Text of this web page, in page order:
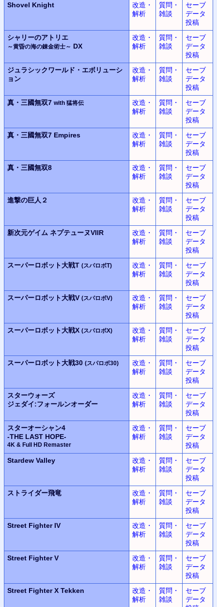
Shovel Knight
改造・
解析
質問・
雑談
セーブ
データ
投稿
シャリーのアトリエ
～黄昏の海の錬金術士～ DX
改造・
解析
質問・
雑談
セーブ
データ
投稿
ジュラシックワールド・エボリューシ
ョン
改造・
解析
質問・
雑談
セーブ
データ
投稿
真・三國無双7 with 猛将伝
改造・
解析
質問・
雑談
セーブ
データ
投稿
真・三國無双7 Empires
改造・
解析
質問・
雑談
セーブ
データ
投稿
真・三國無双8
改造・
解析
質問・
雑談
セーブ
データ
投稿
進撃の巨人２
改造・
解析
質問・
雑談
セーブ
データ
投稿
新次元ゲイム ネプテューヌVIIR
改造・
解析
質問・
雑談
セーブ
データ
投稿
スーパーロボット大戦T (スパロボT)
改造・
解析
質問・
雑談
セーブ
データ
投稿
スーパーロボット大戦V (スパロボV)
改造・
解析
質問・
雑談
セーブ
データ
投稿
スーパーロボット大戦X (スパロボX)
改造・
解析
質問・
雑談
セーブ
データ
投稿
スーパーロボット大戦30 (スパロボ30)
改造・
解析
質問・
雑談
セーブ
データ
投稿
スターウォーズ
ジェダイ:フォールンオーダー
改造・
解析
質問・
雑談
セーブ
データ
投稿
スターオーシャン4
-THE LAST HOPE-
4K & Full HD Remaster
改造・
解析
質問・
雑談
セーブ
データ
投稿
Stardew Valley
改造・
解析
質問・
雑談
セーブ
データ
投稿
ストライダー飛竜
改造・
解析
質問・
雑談
セーブ
データ
投稿
Street Fighter IV
改造・
解析
質問・
雑談
セーブ
データ
投稿
Street Fighter V
改造・
解析
質問・
雑談
セーブ
データ
投稿
Street Fighter X Tekken
改造・
解析
質問・
雑談
セーブ
データ